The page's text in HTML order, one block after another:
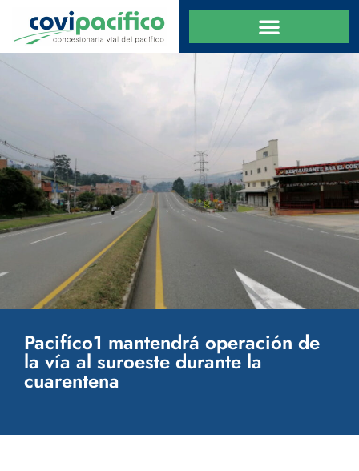
Pacifíco1 mantendrá operación de
la vía al suroeste durante la
cuarentena